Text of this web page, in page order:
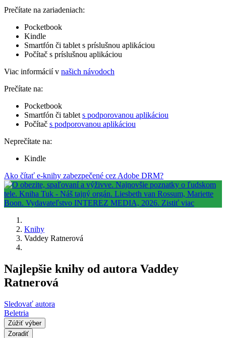
Prečítate na zariadeniach:
Pocketbook
Kindle
Smartfón či tablet s príslušnou aplikáciou
Počítač s príslušnou aplikáciou
Viac informácií v našich návodoch
Prečítate na:
Pocketbook
Smartfón či tablet s podporovanou aplikáciou
Počítač s podporovanou aplikáciou
Neprečítate na:
Kindle
Ako čítať e-knihy zabezpečené cez Adobe DRM?
Knihy
Vaddey Ratnerová
Najlepšie knihy od autora Vaddey
Ratnerová
Sledovať autora
Beletria
Zúžiť výber
Zoradiť